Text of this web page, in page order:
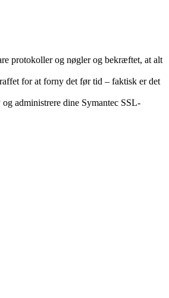
protokoller og nøgler og bekræftet, at alt
for at forny det før tid – faktisk er det
administrere dine Symantec SSL-